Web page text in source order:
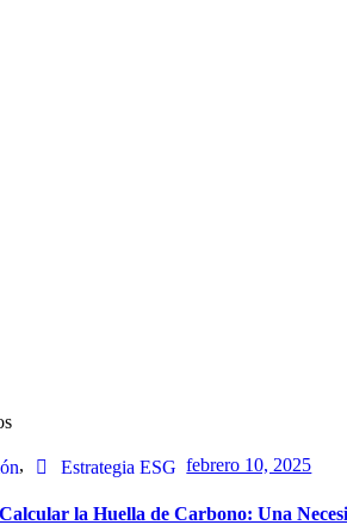
, Estrategia ESG febrero 10, 2025
la Huella de Carbono: Una